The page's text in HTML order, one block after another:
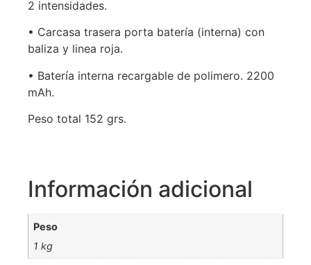
2 intensidades.
• Carcasa trasera porta batería (interna) con
baliza y linea roja.
• Batería interna recargable de polimero. 2200
mAh.
Peso total 152 grs.
Información adicional
Peso
1 kg